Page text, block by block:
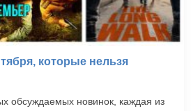
которые нельзя
обсуждаемых новинок, каждая из